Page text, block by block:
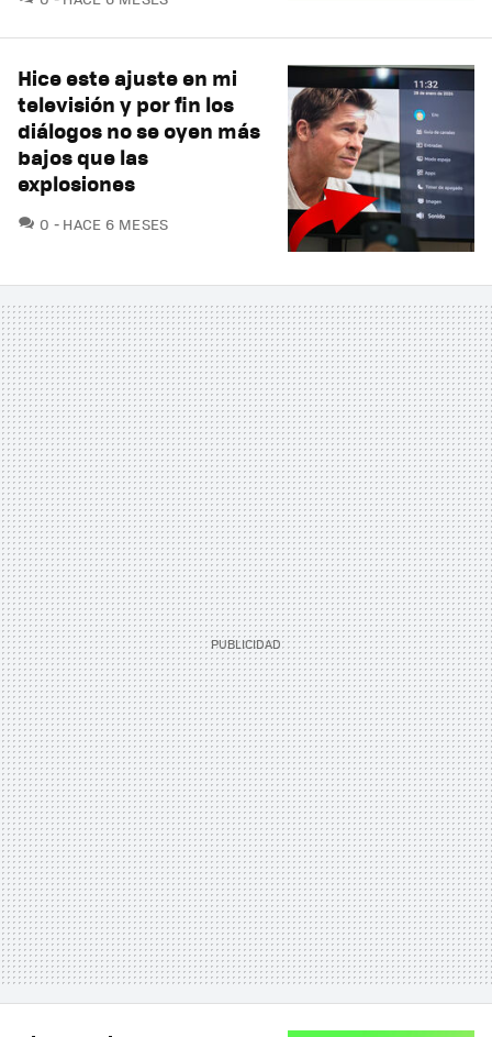
Hice este ajuste en mi
televisión y por fin los
diálogos no se oyen más
bajos que las
explosiones
0 COMENTARIOS
HACE 6 MESES